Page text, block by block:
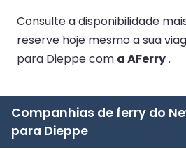
Consulte a disponibilidade
reserve hoje mesmo a sua
para Dieppe com a AFerry.
Companhias de ferry do
para Dieppe